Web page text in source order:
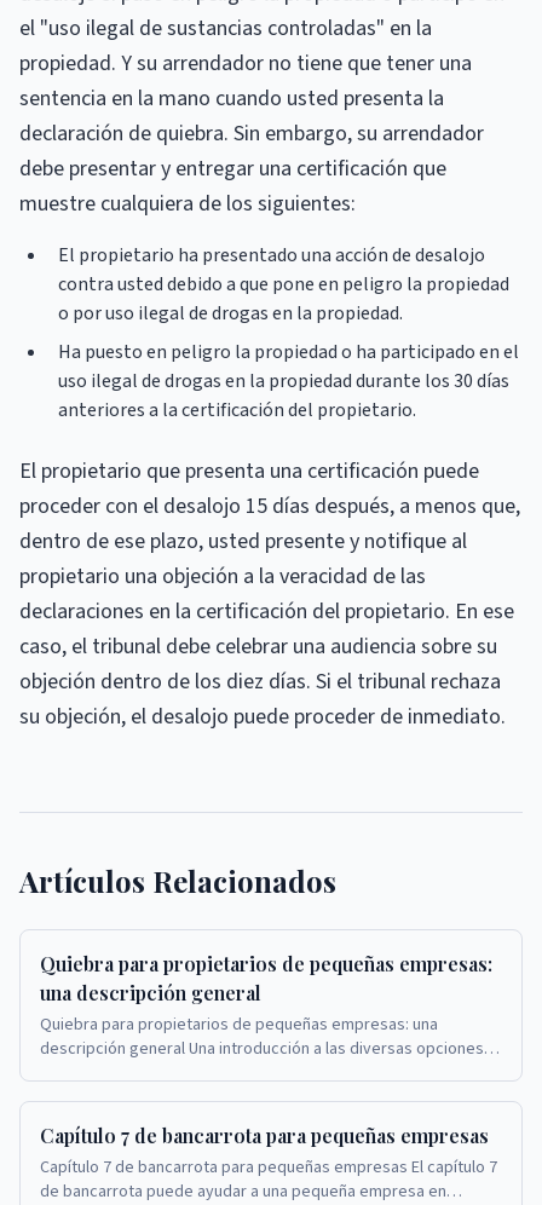
el "uso ilegal de sustancias controladas" en la
propiedad. Y su arrendador no tiene que tener una
sentencia en la mano cuando usted presenta la
declaración de quiebra. Sin embargo, su arrendador
debe presentar y entregar una certificación que
muestre cualquiera de los siguientes:
El propietario ha presentado una acción de desalojo
contra usted debido a que pone en peligro la propiedad
o por uso ilegal de drogas en la propiedad.
Ha puesto en peligro la propiedad o ha participado en el
uso ilegal de drogas en la propiedad durante los 30 días
anteriores a la certificación del propietario.
El propietario que presenta una certificación puede
proceder con el desalojo 15 días después, a menos que,
dentro de ese plazo, usted presente y notifique al
propietario una objeción a la veracidad de las
declaraciones en la certificación del propietario. En ese
caso, el tribunal debe celebrar una audiencia sobre su
objeción dentro de los diez días. Si el tribunal rechaza
su objeción, el desalojo puede proceder de inmediato.
Artículos Relacionados
Quiebra para propietarios de pequeñas empresas:
una descripción general
Quiebra para propietarios de pequeñas empresas: una
descripción general Una introducción a las diversas opciones
Capítulo 7 de bancarrota para pequeñas empresas
Capítulo 7 de bancarrota para pequeñas empresas El capítulo 7
de bancarrota puede ayudar a una pequeña empresa en